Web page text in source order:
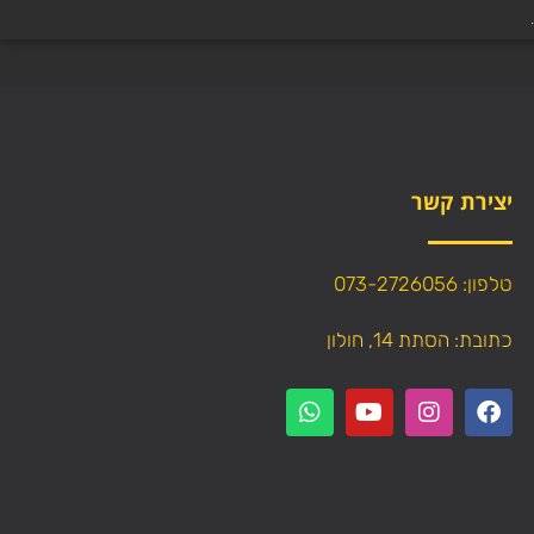
יצירת קשר
טלפון: 073-2726056
כתובת: הסתת 14, חולון